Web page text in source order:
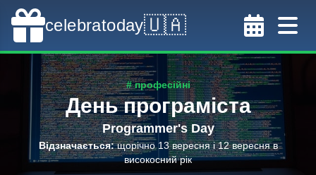
celebratoday🇺🇦
# професійні
День програміста
Programmer's Day
Відзначається:щорічно 13 вересня і 12 вересня в
високосний рік